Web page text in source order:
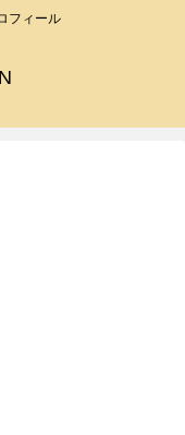
フィール